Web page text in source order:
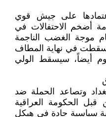
على جيش قوي
أضخم الاحتفالات في
موجة الغضب الناجمة
في نهاية المطاف
أيضاً، سيسقط الولي
وتصاعد الحملة ضد
قبل الحكومة العراقية
سياسية جادة في هيكل